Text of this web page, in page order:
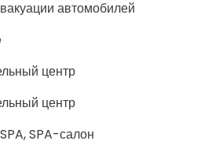
автомобилей
центр
центр
SPA-салон